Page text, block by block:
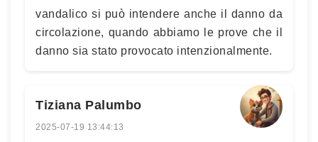
vandalico si può intendere anche il danno da
circolazione, quando abbiamo le prove che il
danno sia stato provocato intenzionalmente.
Tiziana Palumbo
2025-07-19 13:44:13